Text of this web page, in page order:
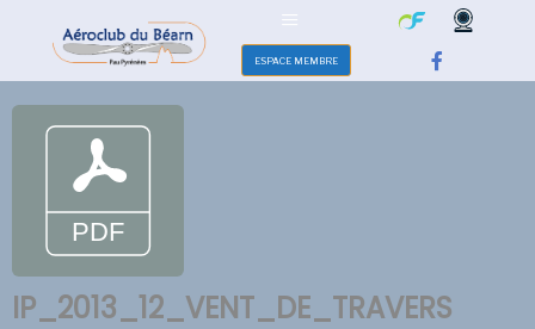
ESPACE MEMBRE
IP_2013_12_VENT_DE_TRAVERS